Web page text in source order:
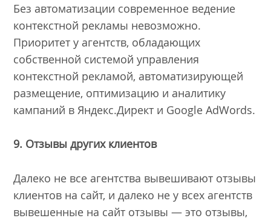
Без автоматизации современное ведение
контекстной рекламы невозможно.
Приоритет у агентств, обладающих
собственной системой управления
контекстной рекламой, автоматизирующей
размещение, оптимизацию и аналитику
кампаний в Яндекс.Директ и Google AdWords.
9. Отзывы других клиентов
Далеко не все агентства вывешивают отзывы
клиентов на сайт, и далеко не у всех агентств
вывешенные на сайт отзывы — это отзывы,